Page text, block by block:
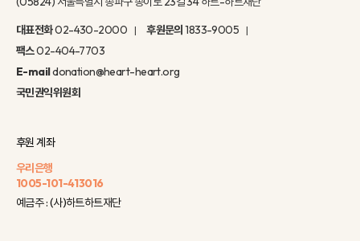
대표전화02-430-2000 후원문의1833-9005
팩스02-404-7703
E-maildonation@heart-heart.org
국민권익위원회
후원 계좌
우리은행
1005-101-413016
예금주 : (사)하트하트재단